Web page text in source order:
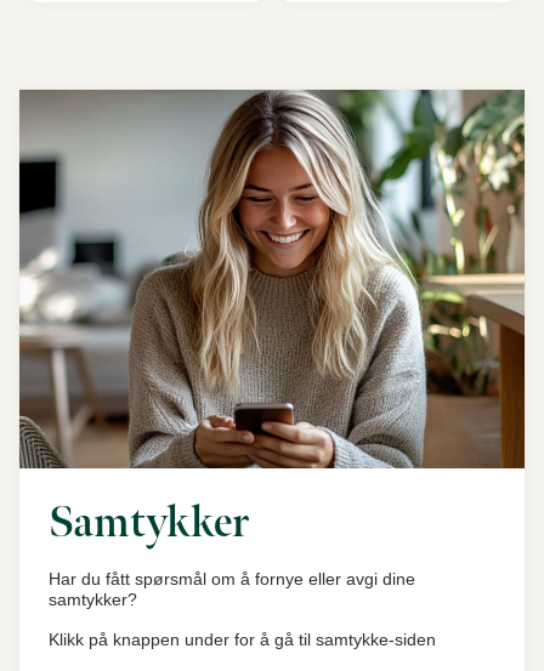
Samtykker
Har du fått spørsmål om å fornye eller avgi dine
samtykker?
Klikk på knappen under for å gå til samtykke-siden